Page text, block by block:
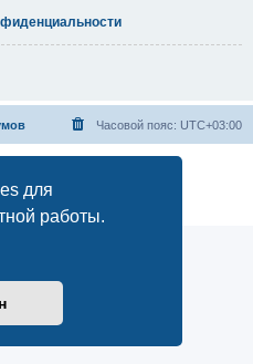
для
работы.
Часовой пояс: UTC+03:00
phpBB